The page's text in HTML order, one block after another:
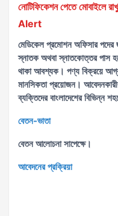
নোটিফিকেশন পেতে
Alert
মেডিকেল প্রমোশন অফিসার পদের
স্নাতক অথবা স্নাতকোত্তর পাস
থাকা আবশ্যক। পণ্য বিক্রয়ে
মানসিকতা প্রয়োজন।
ব্যক্তিদের বাংলাদেশের বিভিন্ন
বেতন-ভাতা
বেতন আলোচনা সাপেক্ষে।
আবেদনের প্রক্রিয়া